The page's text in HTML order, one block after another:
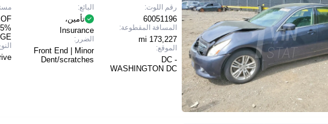
رقم اللوت:
60051196
المسافة المقطوعة:
173,227 mi
الموقع:
DC -
WASHINGTON DC
البائع:
تأمين،
Insurance
الضرر:
Front End | Minor
Dent/scratches